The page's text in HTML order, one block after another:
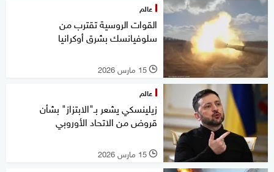
عالم
القوات الروسية تقترب من
سلوفيانسك بشرق أوكرانيا
l 15 مارس 2026
عالم
زيلينسكي يشعر بـ"الابتزاز" بشأن
قروض من الاتحاد الأوروبي
l 15 مارس 2026